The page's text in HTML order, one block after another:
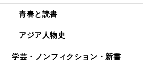
青春と読書
アジア人物史
学芸・ノンフィクション・新書